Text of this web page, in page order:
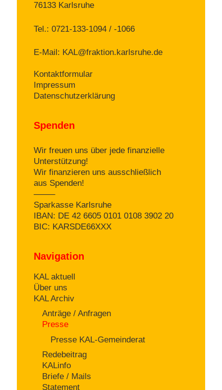
76133 Karlsruhe
Tel.: 0721-133-1094 / -1066
E-Mail: KAL@fraktion.karlsruhe.de
Kontaktformular
Impressum
Datenschutzerklärung
Spenden
Wir freuen uns über jede finanzielle
Unterstützung!
Wir finanzieren uns ausschließlich
aus Spenden!
——–
Sparkasse Karlsruhe
IBAN: DE 42 6605 0101 0108 3902 20
BIC: KARSDE66XXX
Navigation
KAL aktuell
Über uns
KAL Archiv
Anträge / Anfragen
Presse
Presse KAL-Gemeinderat
Redebeitrag
KALinfo
Briefe / Mails
Statement